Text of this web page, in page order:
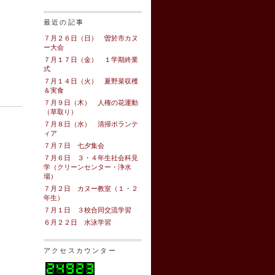
最近の記事
７月２６日（日） 曽於市カヌ
ー大会
７月１７日（金） １学期終業
式
７月１４日（火） 夏野菜収穫
＆実食
７月９日（木） 人権の花運動
（草取り）
７月８日（水） 清掃ボランテ
ィア
７月７日 七夕集会
７月６日 ３・４年生社会科見
学（クリーンセンター・浄水
場）
７月２日 カヌー教室（１・２
年生）
７月１日 ３校合同交流学習
６月２２日 水泳学習
アクセスカウンター